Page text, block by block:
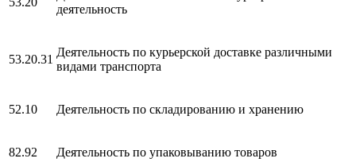
деятельность
53.20.31
Деятельность по курьерской доставке различными
видами транспорта
52.10 Деятельность по складированию и хранению
82.92 Деятельность по упаковыванию товаров